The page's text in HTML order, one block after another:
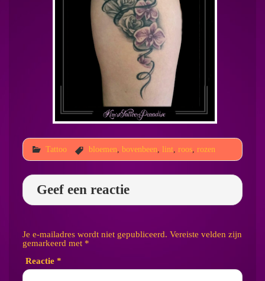
Tattoo bloemen bovenbeen lint, roos, rozen
Geef een reactie
Je e-mailadres wordt niet gepubliceerd. Vereiste velden zijn
gemarkeerd met *
Reactie *